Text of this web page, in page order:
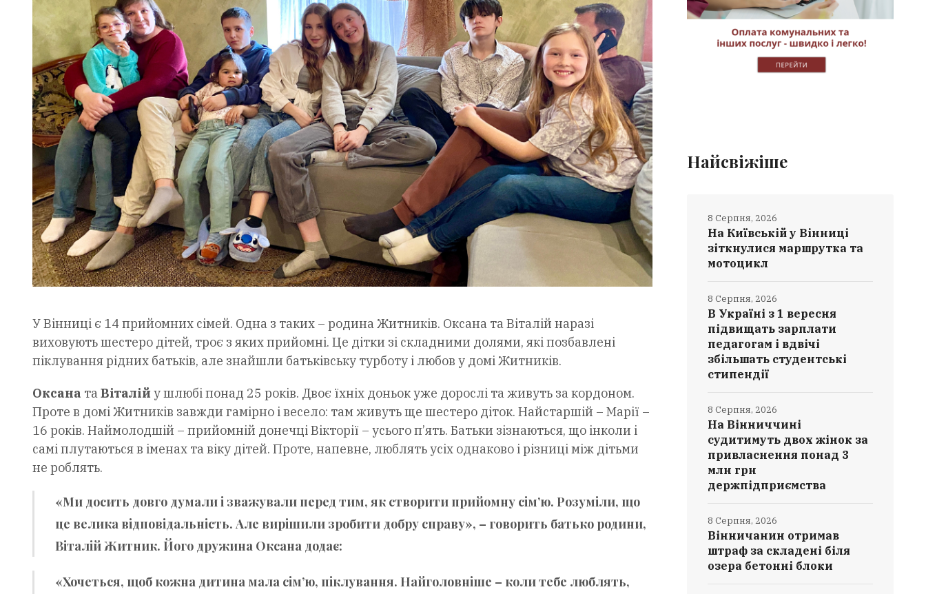
У Вінниці є 14 прийомних сімей. Одна з таких – родина Житників. Оксана та Віталій наразі
виховують шестеро дітей, троє з яких прийомні. Це дітки зі складними долями, які позбавлені
піклування рідних батьків, але знайшли батьківську турботу і любов у домі Житників.
Оксана таВіталій у шлюбі понад 25 років. Двоє їхніх доньок уже дорослі та живуть за кордоном.
Проте в домі Житників завжди гамірно і весело: там живуть ще шестеро діток. Найстаршій – Марії –
16 років. Наймолодшій – прийомній донечці Вікторії – усього п’ять. Батьки зізнаються, що інколи і
самі плутаються в іменах та віку дітей. Проте, напевне, люблять усіх однаково і різниці між дітьми
не роблять.
«Ми досить довго думали і зважували перед тим, як створити прийомну сім’ю. Розуміли, що
це велика відповідальність. Але вирішили зробити добру справу», – говорить батько родини,
Віталій Житник. Його дружина Оксана додає:
«Хочеться, щоб кожна дитина мала сім’ю, піклування. Найголовніше – коли тебе люблять,
Найсвіжіше
На Київській у Вінниці
зіткнулися маршрутка та
мотоцикл
8 Серпня, 2026
В Україні з 1 вересня
підвищать зарплати
педагогам і вдвічі
збільшать студентські
стипендії
8 Серпня, 2026
На Вінниччині
судитимуть двох жінок за
привласнення понад 3
млн грн
держпідприємства
8 Серпня, 2026
Вінничанин отримав
штраф за складені біля
озера бетонні блоки
8 Серпня, 2026